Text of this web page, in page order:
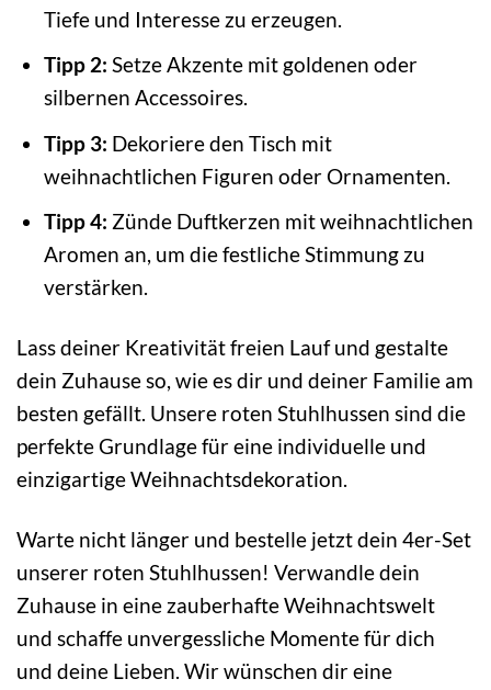
Tiefe und Interesse zu erzeugen.
Tipp 2: Setze Akzente mit goldenen oder
silbernen Accessoires.
Tipp 3: Dekoriere den Tisch mit
weihnachtlichen Figuren oder Ornamenten.
Tipp 4: Zünde Duftkerzen mit weihnachtlichen
Aromen an, um die festliche Stimmung zu
verstärken.
Lass deiner Kreativität freien Lauf und gestalte
dein Zuhause so, wie es dir und deiner Familie am
besten gefällt. Unsere roten Stuhlhussen sind die
perfekte Grundlage für eine individuelle und
einzigartige Weihnachtsdekoration.
Warte nicht länger und bestelle jetzt dein 4er-Set
unserer roten Stuhlhussen! Verwandle dein
Zuhause in eine zauberhafte Weihnachtswelt
und schaffe unvergessliche Momente für dich
und deine Lieben. Wir wünschen dir eine